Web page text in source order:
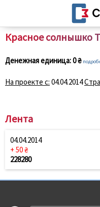
Красное солнышко
Денежная единица:0 ₴
На проекте с: 04.04.2014
Лента
04.04.2014
+ 50 ₴
228280